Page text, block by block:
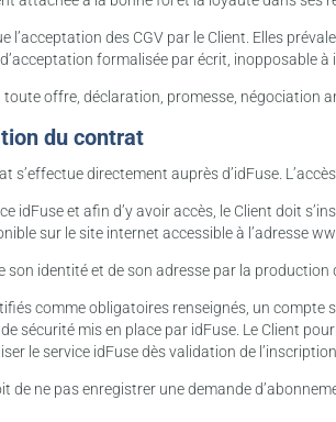
l’acceptation des CGV par le Client. Elles
formalisée par écrit, inopposable
toute offre, déclaration, promesse, négociation
du contrat
s’effectue directement auprès d’idFuse.
idFuse et afin d’y avoir accès, le Client doit
sur le site internet accessible à l’adresse
son identité et de son adresse par la
comme obligatoires renseignés, un compte
sécurité mis en place par idFuse. Le Client
le service idFuse dès validation de
de ne pas enregistrer une demande